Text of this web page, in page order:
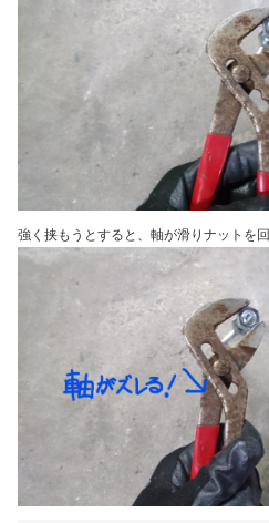
強く挟もうとすると、軸が滑りナットを